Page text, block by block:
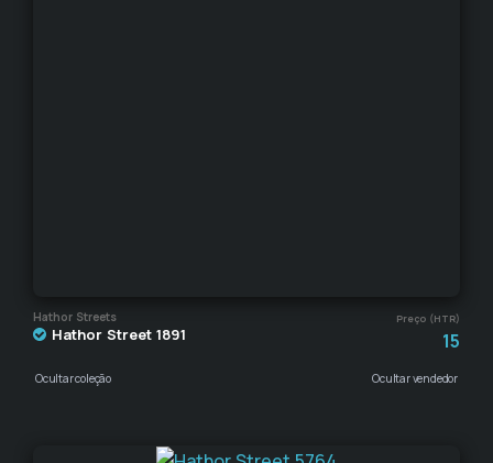
Hathor Streets Preço (HTR)
Hathor Street 1891 15
Ocultar coleção Ocultar vendedor